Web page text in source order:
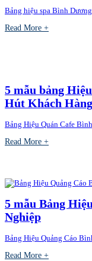
Bảng hiệu spa Bình
Read More +
5 mẫu bảng
Hút Khách Hàng
Bảng Hiệu Quán Cafe
Read More +
5 mẫu Bảng
Nghiệp
Bảng Hiệu Quảng Cáo
Read More +